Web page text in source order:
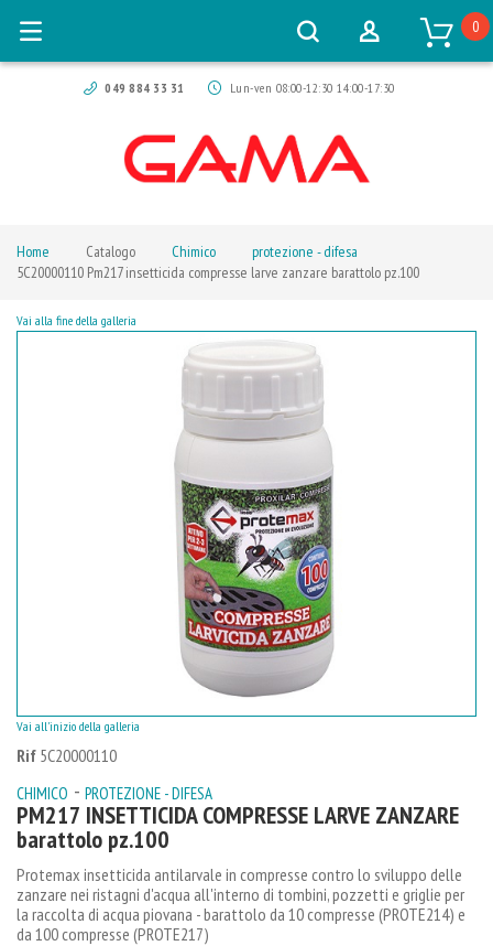
049 884 33 31 Lun-ven 08:00-12:30 14:00-17:30
0
Home Catalogo Chimico
protezione - difesa
5C20000110 Pm217 insetticida compresse larve zanzare barattolo pz.100
Rif 5C20000110
CHIMICO - PROTEZIONE - DIFESA
PM217 INSETTICIDA COMPRESSE LARVE ZANZARE
barattolo pz.100
Protemax insetticida antilarvale in compresse contro lo sviluppo delle
zanzare nei ristagni d'acqua all'interno di tombini, pozzetti e griglie per
la raccolta di acqua piovana - barattolo da 10 compresse (PROTE214) e
da 100 compresse (PROTE217)
Vai alla fine della galleria
Vai all'inizio della galleria